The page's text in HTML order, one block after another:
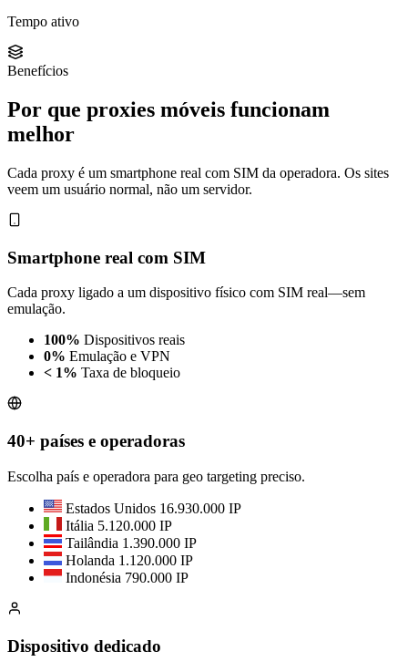
Tempo ativo
Benefícios
Por que proxies móveis funcionam
melhor
Cada proxy é um smartphone real com SIM da operadora. Os sites
veem um usuário normal, não um servidor.
Smartphone real com SIM
Cada proxy ligado a um dispositivo físico com SIM real—sem
emulação.
100% Dispositivos reais
0% Emulação e VPN
< 1% Taxa de bloqueio
40+ países e operadoras
Escolha país e operadora para geo targeting preciso.
Estados Unidos 16.930.000 IP
Itália 5.120.000 IP
Tailândia 1.390.000 IP
Holanda 1.120.000 IP
Indonésia 790.000 IP
Dispositivo dedicado